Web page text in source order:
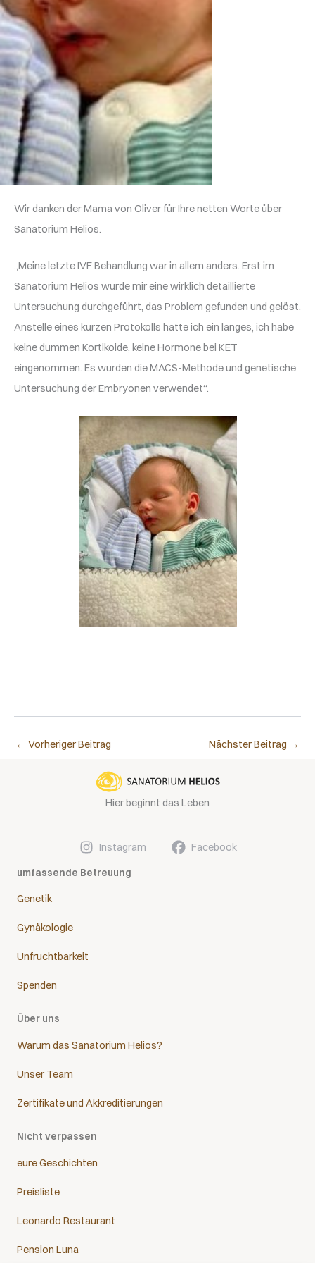
Wir danken der Mama von Oliver für Ihre netten Worte über
Sanatorium Helios.
„Meine letzte IVF Behandlung war in allem anders. Erst im
Sanatorium Helios wurde mir eine wirklich detaillierte
Untersuchung durchgeführt, das Problem gefunden und gelöst.
Anstelle eines kurzen Protokolls hatte ich ein langes, ich habe
keine dummen Kortikoide, keine Hormone bei KET
eingenommen. Es wurden die MACS-Methode und genetische
Untersuchung der Embryonen verwendet“.
← Vorheriger Beitrag Nächster Beitrag →
Hier beginnt das Leben
Instagram Facebook
umfassende Betreuung
Genetik
Gynäkologie
Unfruchtbarkeit
Spenden
Über uns
Warum das Sanatorium Helios?
Unser Team
Zertifikate und Akkreditierungen
Nicht verpassen
eure Geschichten
Preisliste
Leonardo Restaurant
Pension Luna